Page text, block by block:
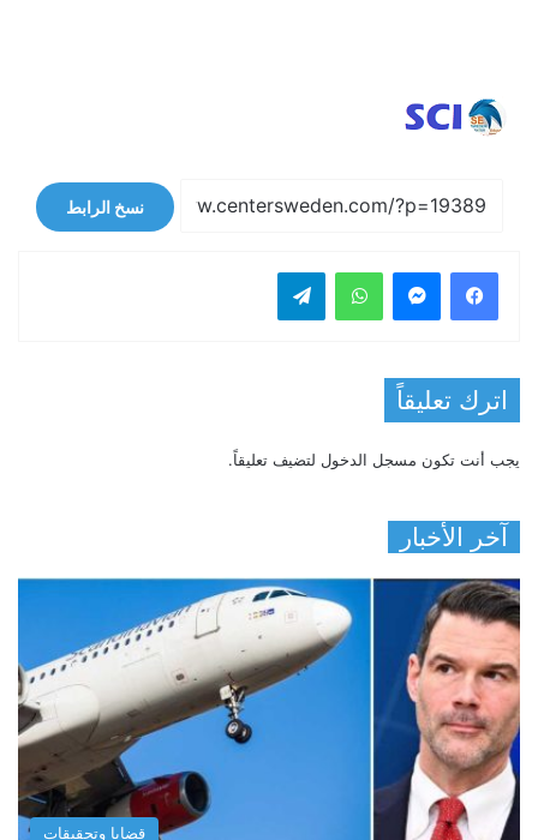
نسخ الرابط
فيسبوك واتساب
اترك تعليقاً
يجب أنت تكون مسجل الدخول لتضيف تعليقاً.
آخر الأخبار
قضايا وتحقيقات